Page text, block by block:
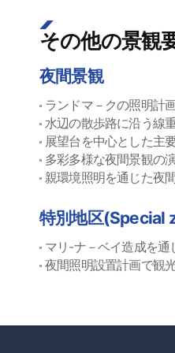
その他の景観
夜間景観
ランドマ－クの照明計
水辺の散歩路に沿う線
展望台を中心とした主
多彩多様な夜間景観の
親環境照明を通じた夜
特別地区(Special
マリ-ナ－ベイ造成を
夜間照明設置計画で観